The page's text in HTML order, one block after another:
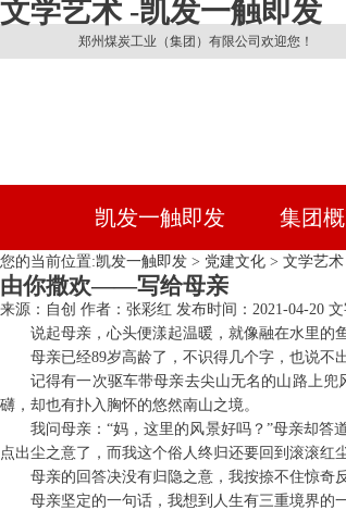
文学艺术 -凯发一触即发
郑州煤炭工业（集团）有限公司欢迎您！
凯发一触即发 集团
您的当前位置:凯发一触即发 > 党建文化 > 文学艺术
由你撒欢——写给母亲
来源：自创 作者：张彩红 发布时间：2021-04-20 文
说起母亲，心头便漾起温暖，就像融在水里的
母亲已经89岁高龄了，不识得几个字，也说不
记得有一次驱车带母亲去尖山无名的山路上
礴，却也有扑入胸怀的悠然南山之境。
我问母亲：“妈，这里的风景好吗？”母亲却答
点出尘之意了，而我这个俗人终归还要回到滚滚红
母亲的回答决没有归隐之意，我按捺不住惊奇
母亲坚定的一句话，我想到人生有三重境界的